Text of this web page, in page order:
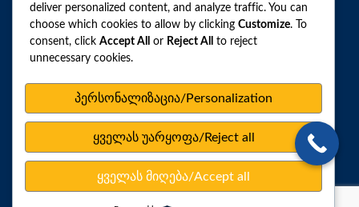
ყველა ანალიზი
ჩვენი აქციები და პროფილები
როგორ მოვემზადოთ ტესტების ჩასაბარებლად
ლაბორატორიული ცენტრები
სარედაქციო პოლიტიკა
ვებსაიტის რუკა
პერსონალურ მონაცემთა დაცვა
deliver personalized content, and analyze traffic. You can
choose which cookies to allow by clicking Customize. To
consent, click Accept All or Reject All
to reject
unnecessary cookies.
პერსონალიზაცია/Personalization
ყველას უარყოფა/Reject all
ყველას მიღება/Accept all